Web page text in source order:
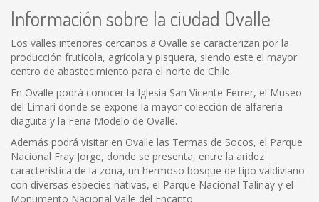
Información sobre la ciudad Ovalle
Los valles interiores cercanos a Ovalle se caracterizan por la
producción frutícola, agrícola y pisquera, siendo este el mayor
centro de abastecimiento para el norte de Chile.
En Ovalle podrá conocer la Iglesia San Vicente Ferrer, el Museo
del Limarí donde se expone la mayor colección de alfarería
diaguita y la Feria Modelo de Ovalle.
Además podrá visitar en Ovalle las Termas de Socos, el Parque
Nacional Fray Jorge, donde se presenta, entre la aridez
característica de la zona, un hermoso bosque de tipo valdiviano
con diversas especies nativas, el Parque Nacional Talinay y el
Monumento Nacional Valle del Encanto.